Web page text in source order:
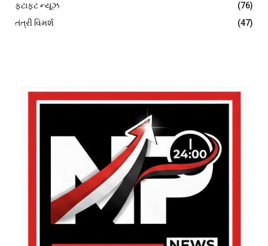
ફટાફટ ન્યૂઝ
(76)
તંત્રી વિમર્શ
(47)